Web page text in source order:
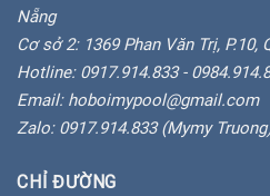
Nẵng
Cơ sở 2: 1369 Phan Văn Trị, P.10,
Hotline: 0917.914.833 -
Email: hoboimypool@gmail.com
Zalo: 0917.914.833 (Mymy
CHỈ ĐƯỜNG